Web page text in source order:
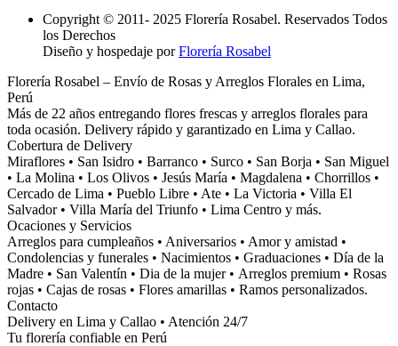
Copyright © 2011- 2025 Florería Rosabel. Reservados Todos
los Derechos
Diseño y hospedaje porFlorería Rosabel
Florería Rosabel – Envío de Rosas y Arreglos Florales en Lima,
Perú
Más de 22 años entregando flores frescas y arreglos florales para
toda ocasión. Delivery rápido y garantizado en Lima y Callao.
Cobertura de Delivery
Miraflores • San Isidro • Barranco • Surco • San Borja • San Miguel
• La Molina • Los Olivos • Jesús María • Magdalena • Chorrillos •
Cercado de Lima • Pueblo Libre • Ate • La Victoria • Villa El
Salvador • Villa María del Triunfo • Lima Centro y más.
Ocaciones y Servicios
Arreglos para cumpleaños • Aniversarios • Amor y amistad •
Condolencias y funerales • Nacimientos • Graduaciones • Día de la
Madre • San Valentín • Dia de la mujer • Arreglos premium • Rosas
rojas • Cajas de rosas • Flores amarillas • Ramos personalizados.
Contacto
Delivery en Lima y Callao • Atención 24/7
Tu florería confiable en Perú